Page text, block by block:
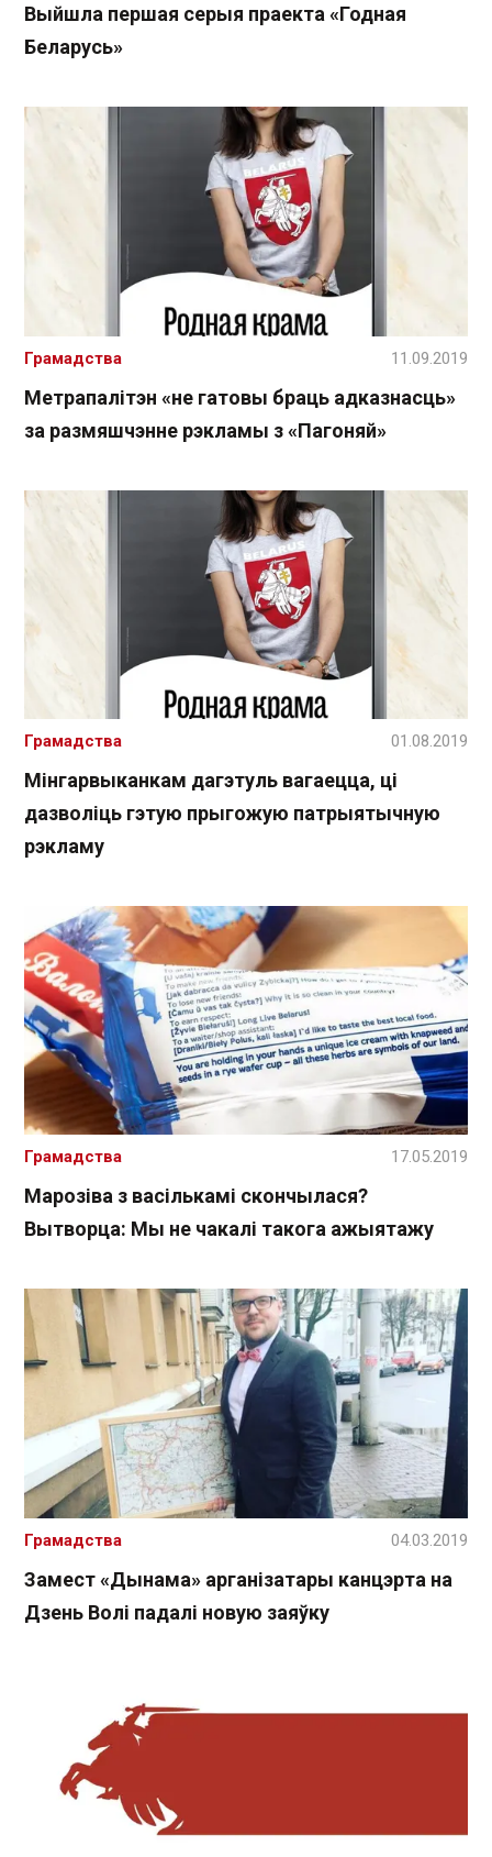
Выйшла першая серыя праекта «Годная
Беларусь»
Метрапалітэн «не гатовы браць адказнасць»
за размяшчэнне рэкламы з «Пагоняй»
Грамадства 11.09.2019
Мінгарвыканкам дагэтуль вагаецца, ці
дазволіць гэтую прыгожую патрыятычную
рэкламу
Грамадства 01.08.2019
Марозіва з васількамі скончылася?
Вытворца: Мы не чакалі такога ажыятажу
Грамадства 17.05.2019
Замест «Дынама» арганізатары канцэрта на
Дзень Волі падалі новую заяўку
Грамадства 04.03.2019